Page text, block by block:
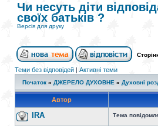
Чи несуть діти
своїх батьків ?
Версія для друку
Теми без відповідей | Активні теми
Початок » ДЖЕРЕЛО ДУХОВНЕ » Духовні
Автор
IRA Тема